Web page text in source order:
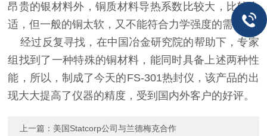
昂贵的银材料外，铜质材料导热系数比较大，比较合
适，但一般的铜太软，又不能符合力学强度的需求。
经过反复寻找，在中国冶金研究院的帮助下，专家
组找到了一种特殊的铜材料，能同时具备上述两种性
能，所以，制成了今天的FS-301热封仪，该产品的出
现大大提高了仪器的精度，受到国内外客户的好评。
上一篇： 美国Statcorp公司与兰德梅克合作